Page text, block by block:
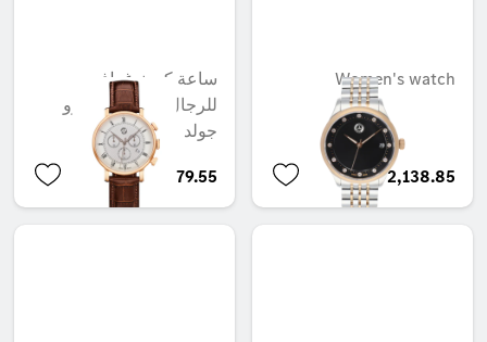
Women's watch
AED 2,138.85
ساعة كرونوغراف
للرجال، كلاسيك ريترو
جولد
AED 2,279.55